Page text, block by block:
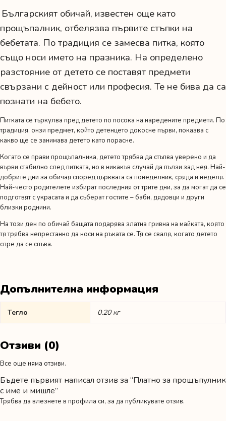
Българският обичай, известен още като
прощъпалник, отбелязва първите стъпки на
бебетата. По традиция се замесва питка, която
също носи името на празника. На определено
разстояние от детето се поставят предмети
свързани с дейност или професия. Те не бива да са
познати на бебето.
Питката се търкулва пред детето по посока на наредените предмети. По
традиция, онзи предмет, който детенцето докосне първи, показва с
какво ще се занимава детето като порасне.
Когато се прави прощъпалника, детето трябва да стъпва уверено и да
върви стабилно след питката, но в никакъв случай да пълзи зад нея. Най-
добрите дни за обичая според църквата са понеделник, сряда и неделя.
Най-често родителете избират последния от трите дни, за да могат да се
подготвят с украсата и да съберат гостите – баби, дядовци и други
близки роднини.
На този ден по обичай бащата подарява златна гривна на майката, която
тя трябва непрестанно да носи на ръката се. Тя се сваля, когато детето
спре да се спъва.
Допълнителна информация
Тегло 0.20 кг
Отзиви (0)
Все още няма отзиви.
Бъдете първият написал отзив за “Платно за прощъпулник
с име и мишле”
Трябва да влезнете в профила си, за да публикувате отзив.